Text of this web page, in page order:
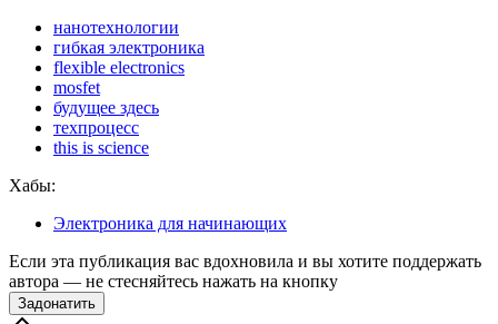
нанотехнологии
гибкая электроника
flexible electronics
mosfet
будущее здесь
техпроцесс
this is science
Хабы:
Электроника для начинающих
Если эта публикация вас вдохновила и вы хотите поддержать
автора — не стесняйтесь нажать на кнопку
Задонатить